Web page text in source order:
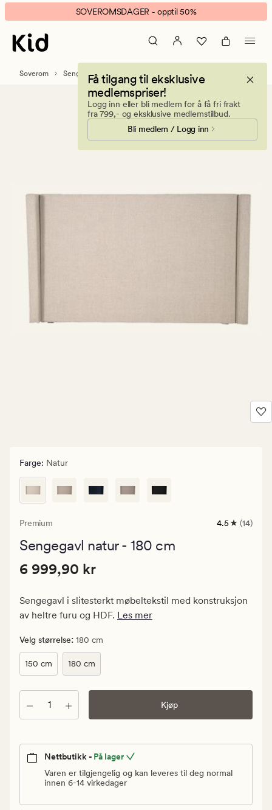
Premium
sengegavl
natur
banner.
Klikk
ESCAPE
SOVEROMSDAGER - opptil 50%
Få tilgang til eksklusive
medlemspriser!
Logg inn eller bli medlem for å få fri frakt
fra 799,- og eksklusive medlemstilbud.
Bli medlem / Logg inn
Soverom Sengegavler og sengebenker
Farge: Natur
Premium
14
4.5
4.5 (14)
Sengegavl natur - 180 cm
Pris
pris
6
999,90
Pris 6 999,90 kr
6 999,90 kr
Sengegavl i slitesterkt møbeltekstil med konstruksjon
av heltre furu og HDF. Les mer
Velg størrelse: 180 cm
150 cm 180 cm
Antall Kjøp
Nettbutikk - På lager
Varen er tilgjengelig og kan leveres til deg normal
innen 6-14 virkedager